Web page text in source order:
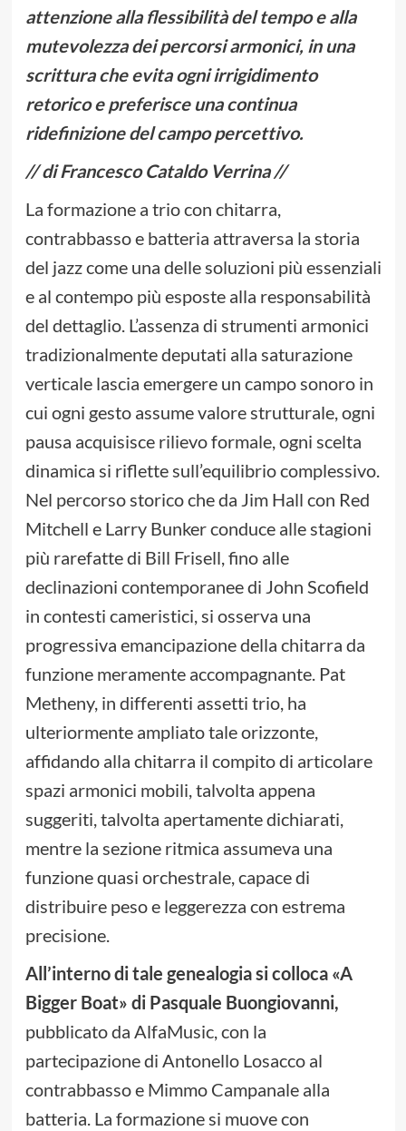
attenzione alla flessibilità del tempo e alla
mutevolezza dei percorsi armonici, in una
scrittura che evita ogni irrigidimento
retorico e preferisce una continua
ridefinizione del campo percettivo.
// di Francesco Cataldo Verrina //
La formazione a trio con chitarra,
contrabbasso e batteria attraversa la storia
del jazz come una delle soluzioni più essenziali
e al contempo più esposte alla responsabilità
del dettaglio. L’assenza di strumenti armonici
tradizionalmente deputati alla saturazione
verticale lascia emergere un campo sonoro in
cui ogni gesto assume valore strutturale, ogni
pausa acquisisce rilievo formale, ogni scelta
dinamica si riflette sull’equilibrio complessivo.
Nel percorso storico che da Jim Hall con Red
Mitchell e Larry Bunker conduce alle stagioni
più rarefatte di Bill Frisell, fino alle
declinazioni contemporanee di John Scofield
in contesti cameristici, si osserva una
progressiva emancipazione della chitarra da
funzione meramente accompagnante. Pat
Metheny, in differenti assetti trio, ha
ulteriormente ampliato tale orizzonte,
affidando alla chitarra il compito di articolare
spazi armonici mobili, talvolta appena
suggeriti, talvolta apertamente dichiarati,
mentre la sezione ritmica assumeva una
funzione quasi orchestrale, capace di
distribuire peso e leggerezza con estrema
precisione.
All’interno di tale genealogia si colloca «A
Bigger Boat» di Pasquale Buongiovanni,
pubblicato da AlfaMusic, con la
partecipazione di Antonello Losacco al
contrabbasso e Mimmo Campanale alla
batteria. La formazione si muove con